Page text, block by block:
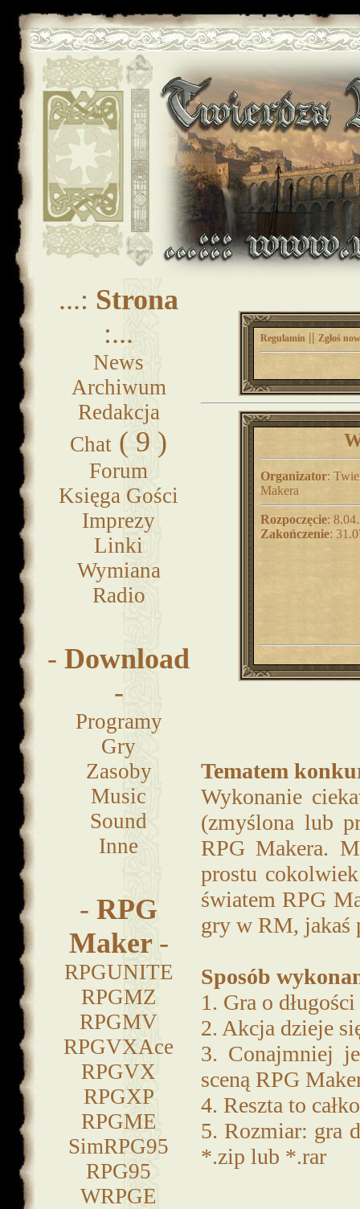
...: Strona
:...
News
Archiwum
Redakcja
Chat ( 9 )
Forum
Księga Gości
Imprezy
Linki
Wymiana
Radio
-Download
-
Programy
Gry
Zasoby
Music
Sound
Inne
-RPG
Maker -
RPGUNITE
RPGMZ
RPGMV
RPGVXAce
RPGVX
RPGXP
RPGME
SimRPG95
RPG95
WRPGE
Regulamin || Zgłoś
Organizator:
Makera
Rozpoczęcie:
Zakończenie:
Tematem
Wykonanie
(zmyślona lub
RPG Makera.
prostu
światem RPG
gry w RM, jakaś
Sposób
1. Gra o
2. Akcja dzieje
3. Conajmniej
sceną RPG
4. Reszta to
5. Rozmiar: gra
*.zip lub *.rar